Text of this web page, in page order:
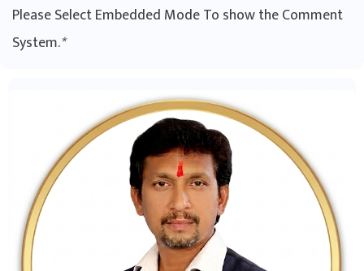
Please Select Embedded Mode To show the Comment
System.*